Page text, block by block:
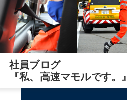
社員ブログ
『私、高速マモルです。』